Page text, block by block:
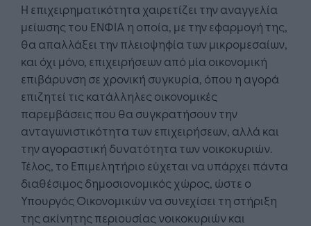
Η επιχειρηματικότητα χαιρετίζει την αναγγελία
μείωσης του ΕΝΦΙΑ η οποία, με την εφαρμογή της,
θα απαλλάξει την πλειοψηφία των μικρομεσαίων,
και όχι μόνο, επιχειρήσεων από μία οικονομική
επιβάρυνση σε χρονική συγκυρία, όπου η αγορά
επιζητεί τις κατάλληλες οικονομικές
παρεμβάσεις που θα συγκρατήσουν την
ανταγωνιστικότητα των επιχειρήσεων, αλλά και
την αγοραστική δυνατότητα των νοικοκυριών.
Τέλος, το Επιμελητήριο εύχεται να υπάρχει πάντα
διαθέσιμος δημοσιονομικός χώρος, ώστε ο
Υπουργός Οικονομικών να συνεχίσει τη στήριξη
της ακίνητης περιουσίας νοικοκυριών και